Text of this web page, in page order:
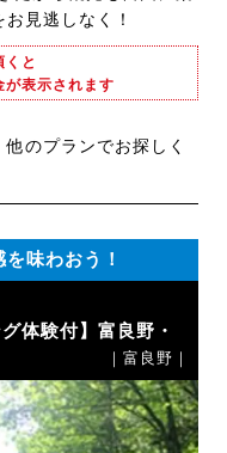
見逃しなく！
くと
が表示されます
のプランでお探しく
味わおう！
体験付】富良野・
｜富良野｜